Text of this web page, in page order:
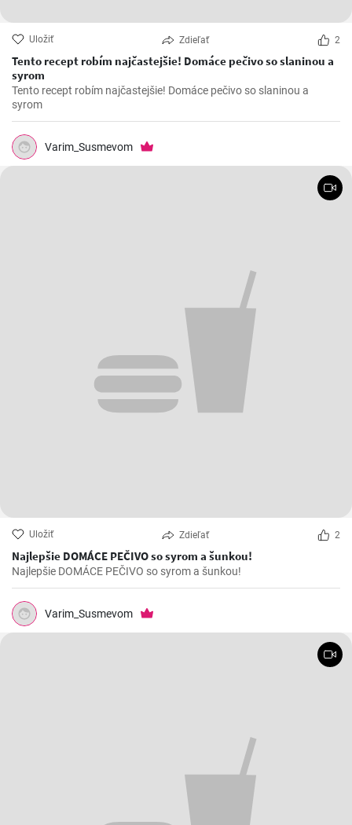
Uložiť Zdieľať 2
Tento recept robím najčastejšie! Domáce pečivo so slaninou a
syrom
Tento recept robím najčastejšie! Domáce pečivo so slaninou a
syrom
Varim_Susmevom
Uložiť Zdieľať 2
Najlepšie DOMÁCE PEČIVO so syrom a šunkou!
Najlepšie DOMÁCE PEČIVO so syrom a šunkou!
Varim_Susmevom